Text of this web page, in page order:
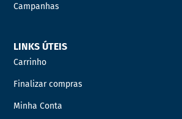
Campanhas
LINKS ÚTEIS
Carrinho
Finalizar compras
Minha Conta